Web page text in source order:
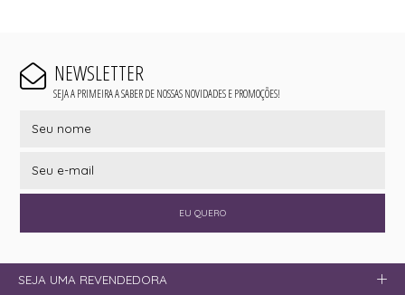
NEWSLETTER
SEJA A PRIMEIRA A SABER DE NOSSAS NOVIDADES E PROMOÇÕES!
EU QUERO
SEJA UMA REVENDEDORA